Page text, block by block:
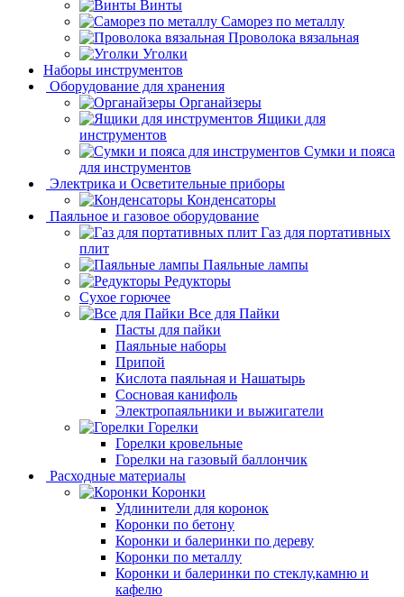
Винты
Саморез по металлу
Проволока вязальная
Уголки
Наборы инструментов
Оборудование для хранения
Органайзеры
Ящики для
инструментов
Сумки и пояса
для инструментов
Электрика и Осветительные приборы
Конденсаторы
Паяльное и газовое оборудование
Газ для портативных
плит
Паяльные лампы
Редукторы
Сухое горючее
Все для Пайки
Пасты для пайки
Паяльные наборы
Припой
Кислота паяльная и Нашатырь
Сосновая канифоль
Электропаяльники и выжигатели
Горелки
Горелки кровельные
Горелки на газовый баллончик
Расходные материалы
Коронки
Удлинители для коронок
Коронки по бетону
Коронки и балеринки по дереву
Коронки по металлу
Коронки и балеринки по стеклу,камню и
кафелю